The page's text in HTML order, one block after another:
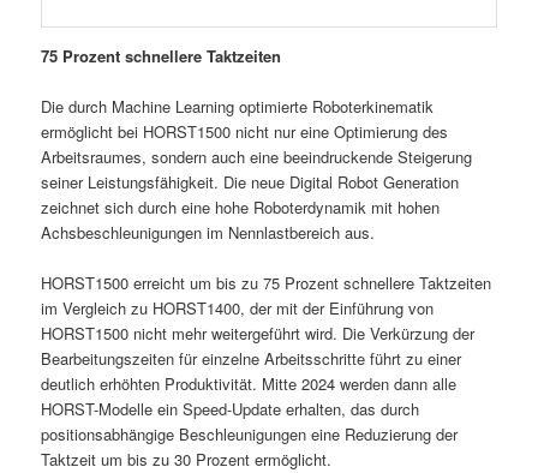
75 Prozent schnellere Taktzeiten
Die durch Machine Learning optimierte Roboterkinematik
ermöglicht bei HORST1500 nicht nur eine Optimierung des
Arbeitsraumes, sondern auch eine beeindruckende Steigerung
seiner Leistungsfähigkeit. Die neue Digital Robot Generation
zeichnet sich durch eine hohe Roboterdynamik mit hohen
Achsbeschleunigungen im Nennlastbereich aus.
HORST1500 erreicht um bis zu 75 Prozent schnellere Taktzeiten
im Vergleich zu HORST1400, der mit der Einführung von
HORST1500 nicht mehr weitergeführt wird. Die Verkürzung der
Bearbeitungszeiten für einzelne Arbeitsschritte führt zu einer
deutlich erhöhten Produktivität. Mitte 2024 werden dann alle
HORST-Modelle ein Speed-Update erhalten, das durch
positionsabhängige Beschleunigungen eine Reduzierung der
Taktzeit um bis zu 30 Prozent ermöglicht.